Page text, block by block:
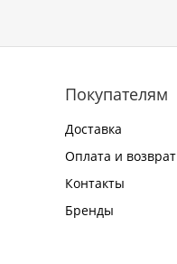
Покупателям
Доставка
Оплата и возврат
Контакты
Бренды